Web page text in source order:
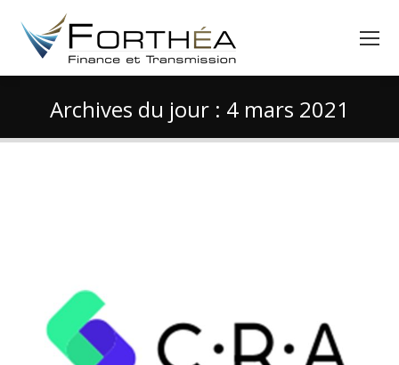
Archives du jour : 4 mars 2021
Vous êtes ici :